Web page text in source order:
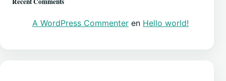
A WordPress Commenter en Hello world!